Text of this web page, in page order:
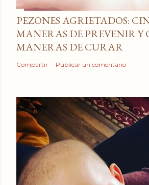
PEZONES AGRIETADOS:
MANERAS DE PREVENIR Y
MANERAS DE CURAR
Compartir Publicar un comentario